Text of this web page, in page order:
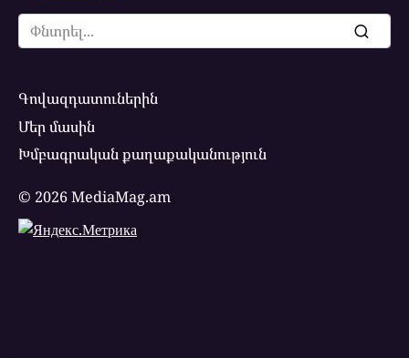
Search
for:
Գովազդատուներին
Մեր մասին
Խմբագրական քաղաքականություն
© 2026 MediaMag.am